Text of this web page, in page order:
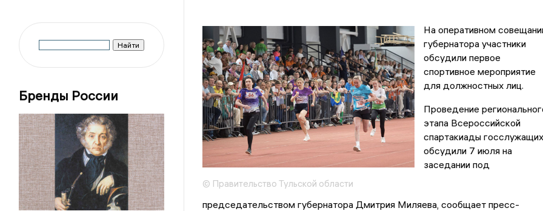
Бренды России
© Правительство Тульской области
На оперативном
губернатора участники
обсудили первое
спортивное мероприятие
для должностных лиц.
Проведение
этапа Всероссийской
спартакиады госслужащих
обсудили 7 июля на
заседании под
председательством губернатора Дмитрия Миляева, сообщает пресс-